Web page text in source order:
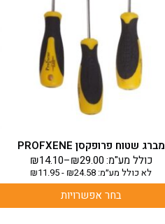
מברג שטוח פרופקסן PROFXENE
₪14.10–₪29.00כולל מע"מ:
לא כולל מע״מ: ₪24.58
-
₪11.95
בחר אפשרויות
ניתן
לבחור
את
האפשרויות
בעמוד
המוצר